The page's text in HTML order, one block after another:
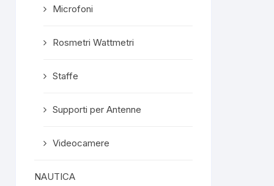
Microfoni
Rosmetri Wattmetri
Staffe
Supporti per Antenne
Videocamere
NAUTICA